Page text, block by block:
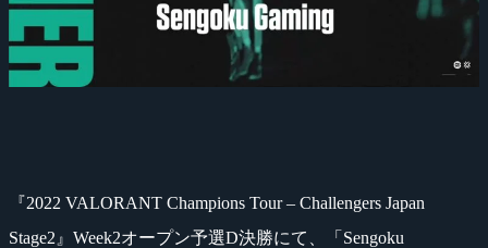
『2022 VALORANT Champions Tour – Challengers Japan
Stage2』Week2オープン予選D決勝にて、「Sengoku